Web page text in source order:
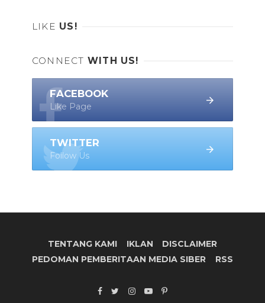
LIKE US!
CONNECT WITH US!
FACEBOOK
Like Page
TWITTER
Follow Us
TENTANG KAMI IKLAN
DISCLAIMER
PEDOMAN PEMBERITAAN MEDIA SIBER
RSS